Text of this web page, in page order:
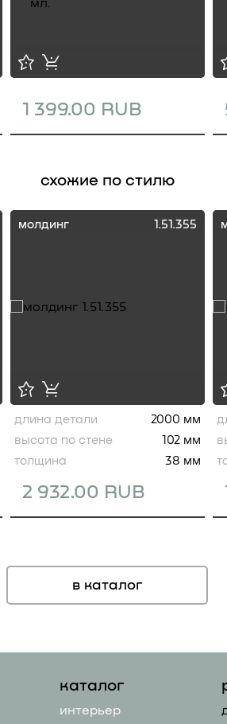
1 399.00 RUB
схожие по стилю
молдинг 1.51.355
2 932.00 RUB
длина детали
2000 мм
высота по стене
102 мм
толщина
38 мм
в каталог
каталог
интерьер